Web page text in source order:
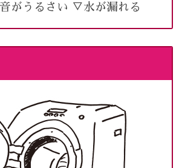
がうるさい ▽水が漏れる